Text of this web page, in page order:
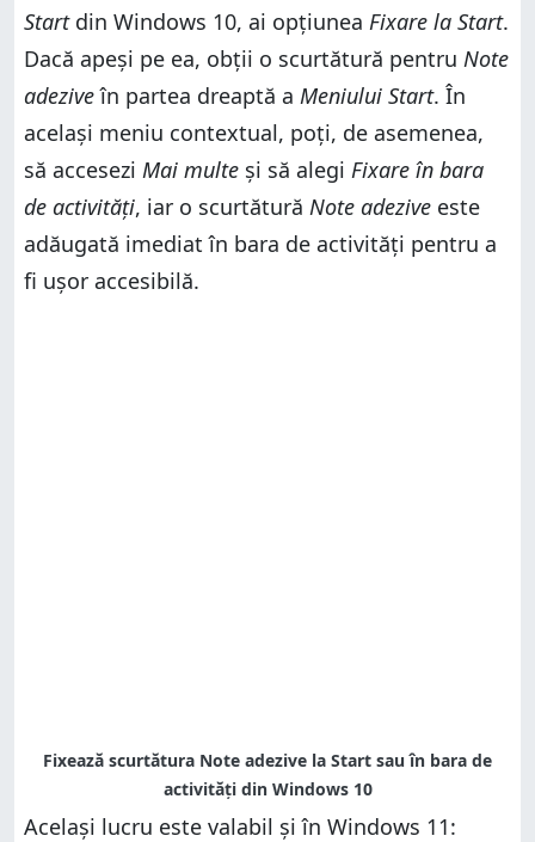
Startdin Windows 10, ai opțiunea Fixare la Start.
Dacă apeși pe ea, obții o scurtătură pentru Note
adeziveîn partea dreaptă a Meniului Start. În
același meniu contextual, poți, de asemenea,
să accesezi Mai multe și să alegi Fixare în bara
de activități, iar o scurtătură Note adezive este
adăugată imediat în bara de activități pentru a
fi ușor accesibilă.
Același lucru este valabil și în Windows 11: